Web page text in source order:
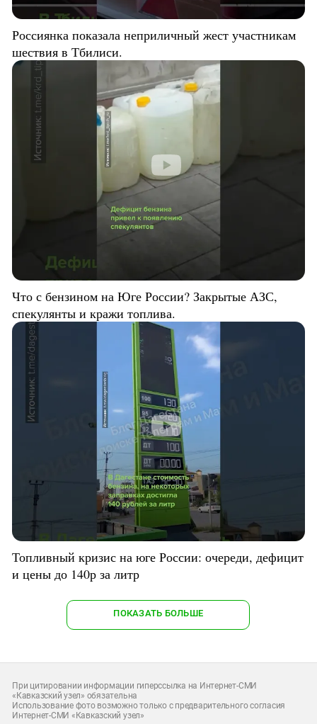
Россиянка показала неприличный жест участникам
шествия в Тбилиси.
Что с бензином на Юге России? Закрытые АЗС,
спекулянты и кражи топлива.
Топливный кризис на юге России: очереди, дефицит
и цены до 140р за литр
ПОКАЗАТЬ БОЛЬШЕ
При цитировании информации гиперссылка на Интернет-СМИ
«Кавказский узел» обязательна
Использование фото возможно только с предварительного согласия
Интернет-СМИ «Кавказский узел»